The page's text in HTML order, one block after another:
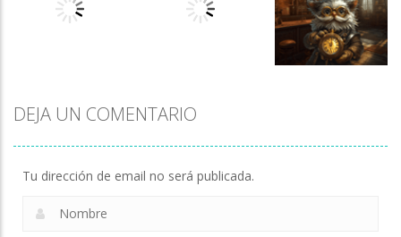
Pocker
Multiplayer
Challenge
891
Solitaire
Solitaire
DEJA UN COMENTARIO
Tu dirección de email no será publicada.